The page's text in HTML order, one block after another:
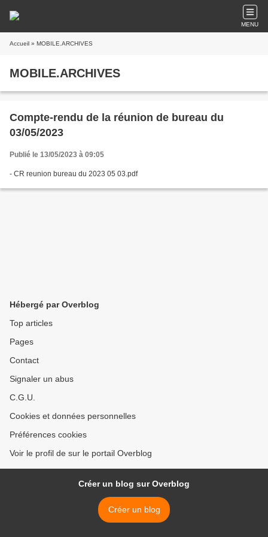
MENU
Accueil » MOBILE.ARCHIVES
MOBILE.ARCHIVES
Compte-rendu de la réunion de bureau du
03/05/2023
Publié le 13/05/2023 à 09:05
- CR reunion bureau du 2023 05 03.pdf
Hébergé par Overblog
Top articles
Pages
Contact
Signaler un abus
C.G.U.
Cookies et données personnelles
Préférences cookies
Voir le profil de sur le portail Overblog
Créer un blog sur Overblog
Créer un blog